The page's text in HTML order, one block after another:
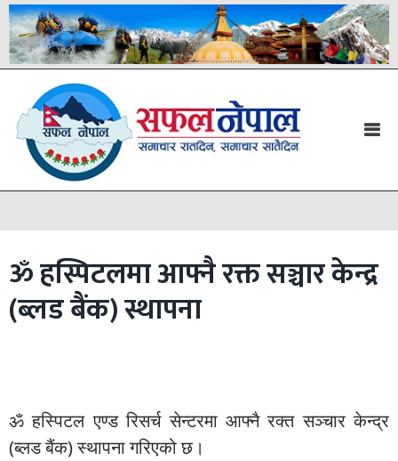
ॐ हस्पिटलमा आफ्नै रक्त सञ्चार केन्द्र
(ब्लड बैंक) स्थापना
ॐ हस्पिटल एण्ड रिसर्च सेन्टरमा आफ्नै रक्त सञ्चार केन्द्र
(ब्लड बैंक) स्थापना गरिएको छ।